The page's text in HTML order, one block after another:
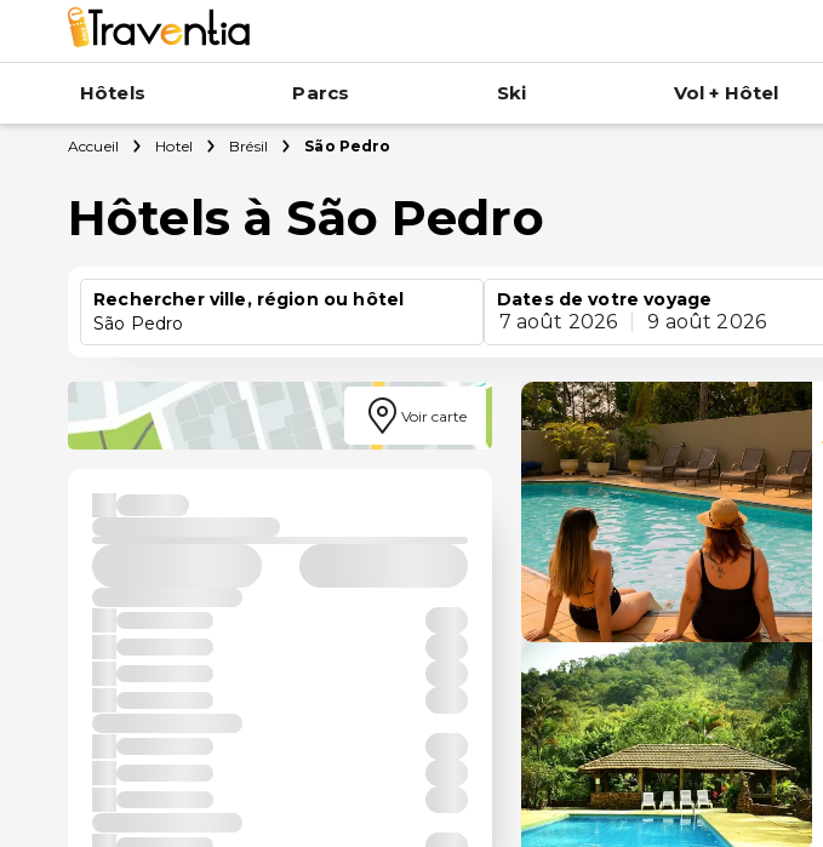
Hôtels Parcs Ski Vol + Hôtel
Accueil Hotel Brésil São Pedro
Hôtels à São Pedro
Rechercher ville, région ou hôtel
São Pedro
Dates de votre voyage
7 août 2026 9 août 2026
Voir carte